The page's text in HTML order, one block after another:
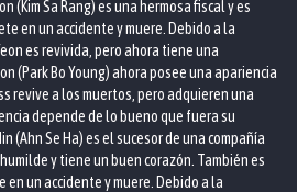
(Kim Sa Rang) es una hermosa fiscal y es
en un accidente y muere. Debido a la
es revivida, pero ahora tiene una
(Park Bo Young) ahora posee una apariencia
revive a los muertos, pero adquieren una
depende de lo bueno que fuera su
(Ahn Se Ha) es el sucesor de una compañía
y tiene un buen corazón. También es
en un accidente y muere. Debido a la